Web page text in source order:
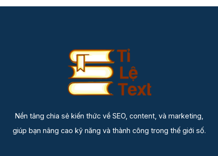
Nền tảng chia sẻ kiến thức về SEO, content, và marketing,
giúp bạn nâng cao kỹ năng và thành công trong thế giới số.